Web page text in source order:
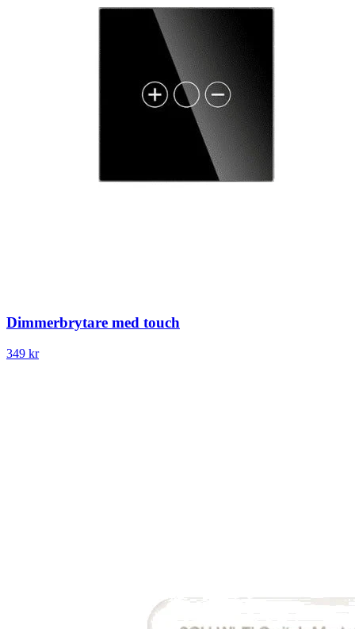
Dimmerbrytare med touch
349 kr